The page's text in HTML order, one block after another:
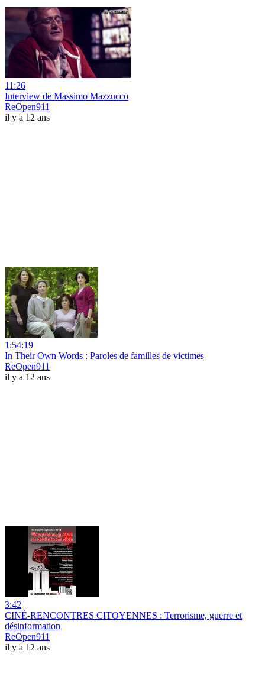
11:26
Interview de Massimo Mazzucco
ReOpen911
il y a 12 ans
1:54:19
In Their Own Words : Paroles de familles de victimes
ReOpen911
il y a 12 ans
3:42
CINÉ-RENCONTRES CITOYENNES : Terrorisme, guerre et
désinformation
ReOpen911
il y a 12 ans